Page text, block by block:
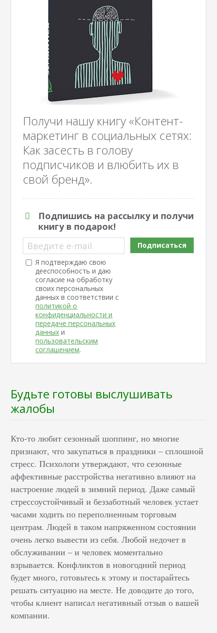
Получи нашу книгу «Контент-
маркетинг в социальных сетях:
Как засесть в голову
подписчиков и влюбить их в
свой бренд».
Подпишись на рассылку и получи
книгу в подарок!
Введите e-mail
Я подтверждаю свою
дееспособность и даю
согласие на обработку
своих персональных
данных в соответствии с
политикой о
конфиденциальности и
передаче персональных
данных и
пользовательским
соглашением.
Подписаться
Будьте готовы выслушивать
жалобы
Кто-то любит сезонный шоппинг, но многие
признают, что закупаться в праздники – сплошной
стресс. Психологи утверждают, что сезонные
аффективные расстройства негативно влияют на
настроение людей в зимний период. Даже самый
стрессоустойчивый и беззаботный человек устает
часами ходить по переполненным торговым
центрам. Людей в таком напряженном состоянии
очень легко вывести из себя. Любой недочет в
обслуживании – и человек моментально
взрывается. Конфликтов в новогодний период
будет много, готовьтесь к этому и постарайтесь
решать ситуацию на месте. Не доводите до того,
чтобы клиент написал негативный отзыв о вашей
компании.